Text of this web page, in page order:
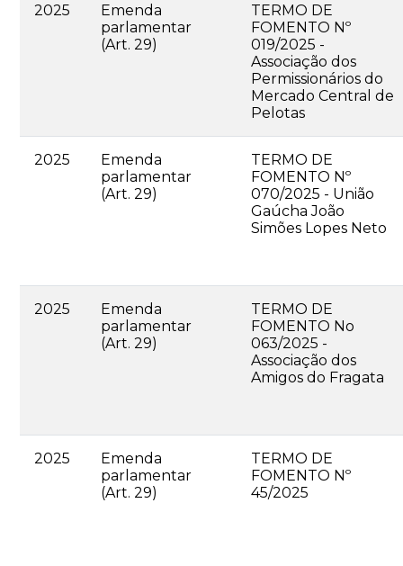
2025
Emenda
parlamentar
(Art. 29)
TERMO DE
FOMENTO Nº
019/2025 -
Associação dos
Permissionários do
Mercado Central de
Pelotas
2025
Emenda
parlamentar
(Art. 29)
TERMO DE
FOMENTO Nº
070/2025 - União
Gaúcha João
Simões Lopes Neto
2025
Emenda
parlamentar
(Art. 29)
TERMO DE
FOMENTO No
063/2025 -
Associação dos
Amigos do Fragata
2025
Emenda
parlamentar
(Art. 29)
TERMO DE
FOMENTO Nº
45/2025